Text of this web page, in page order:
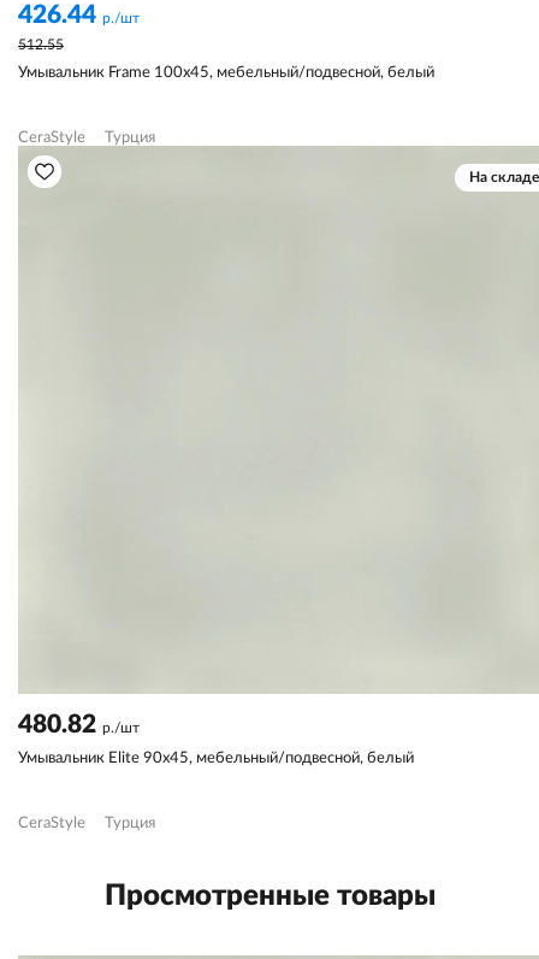
426.44 р./шт
512.55
Умывальник Frame 100х45, мебельный/подвесной, белый
CeraStyle Турция
На складе
480.82 р./шт
Умывальник Elite 90х45, мебельный/подвесной, белый
CeraStyle Турция
Просмотренные товары